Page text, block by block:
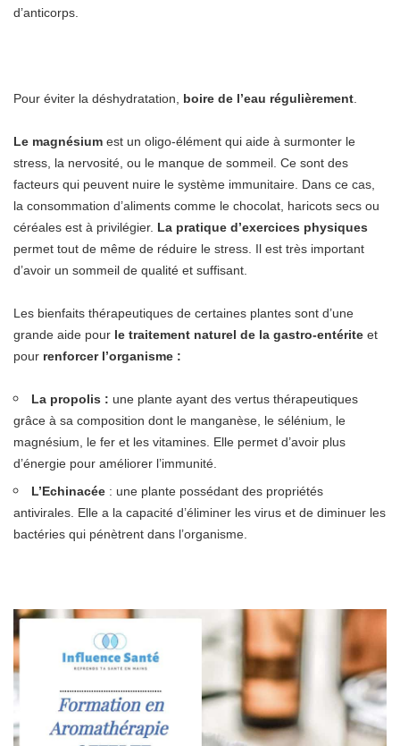
d’anticorps.
Pour éviter la déshydratation, boire de l’eau régulièrement.
Le magnésium est un oligo-élément qui aide à surmonter le
stress, la nervosité, ou le manque de sommeil. Ce sont des
facteurs qui peuvent nuire le système immunitaire. Dans ce cas,
la consommation d’aliments comme le chocolat, haricots secs ou
céréales est à privilégier. La pratique d’exercices physiques
permet tout de même de réduire le stress. Il est très important
d’avoir un sommeil de qualité et suffisant.
Les bienfaits thérapeutiques de certaines plantes sont d’une
grande aide pour le traitement naturel de la gastro-entérite et
pour renforcer l’organisme :
La propolis : une plante ayant des vertus thérapeutiques
grâce à sa composition dont le manganèse, le sélénium, le
magnésium, le fer et les vitamines. Elle permet d’avoir plus
d’énergie pour améliorer l’immunité.
L’Echinacée : une plante possédant des propriétés
antivirales. Elle a la capacité d’éliminer les virus et de diminuer les
bactéries qui pénètrent dans l’organisme.